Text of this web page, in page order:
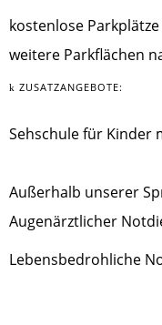
kostenlose
weitere Parkflächen
ZUSATZANGEBOTE:
Sehschule für Kinder
Außerhalb unserer
Augenärztlicher
Lebensbedrohliche